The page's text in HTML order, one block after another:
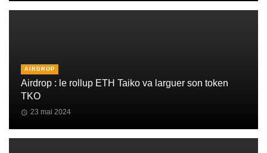
AIRDROP
Airdrop : le rollup ETH Taiko va larguer son token
TKO
23 mai 2024